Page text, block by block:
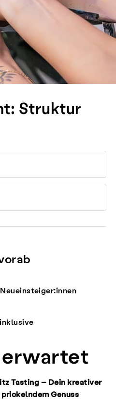
Struktur
Neueinsteiger:innen
Tasting – Dein kreativer
Genuss